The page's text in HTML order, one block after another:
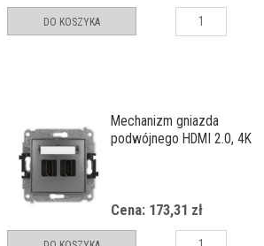
DO KOSZYKA
Mechanizm gniazda
podwójnego HDMI 2.0, 4K
Cena: 173,31 zł